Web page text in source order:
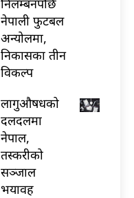
नेपाली फुटबल
अन्योलमा,
निकासका तीन
विकल्प
लागुऔषधको
दलदलमा
नेपाल,
तस्करीको
सञ्जाल
भयावह